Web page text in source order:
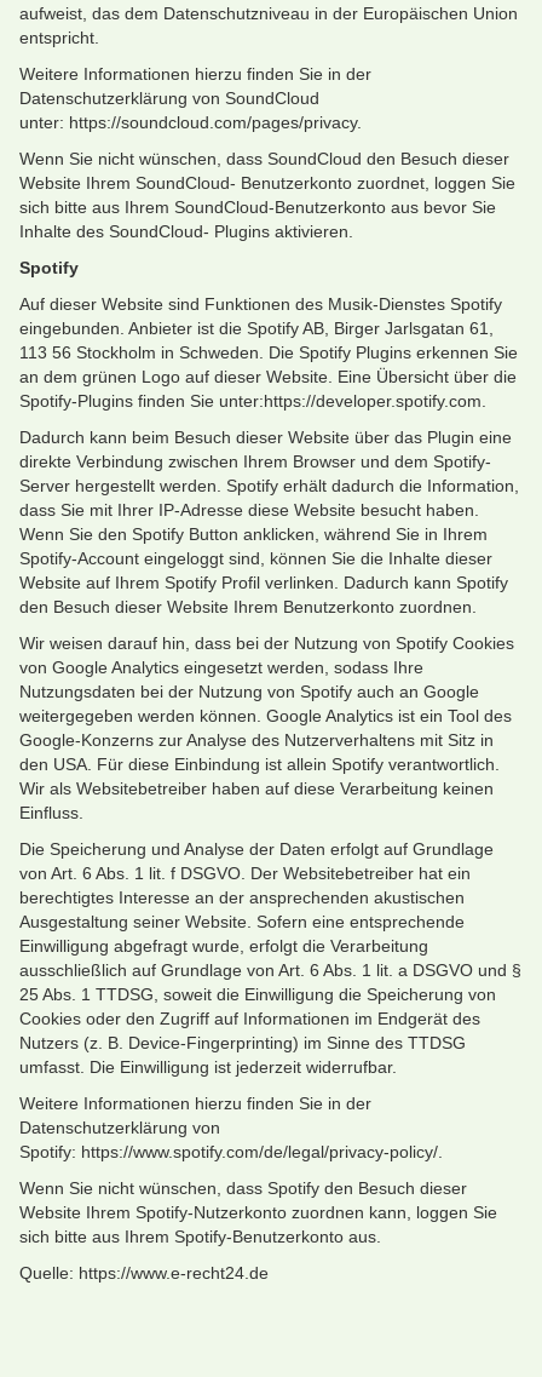
aufweist, das dem Datenschutzniveau in der Europäischen Union
entspricht.
Weitere Informationen hierzu finden Sie in der
Datenschutzerklärung von SoundCloud
unter: https://soundcloud.com/pages/privacy.
Wenn Sie nicht wünschen, dass SoundCloud den Besuch dieser
Website Ihrem SoundCloud- Benutzerkonto zuordnet, loggen Sie
sich bitte aus Ihrem SoundCloud-Benutzerkonto aus bevor Sie
Inhalte des SoundCloud- Plugins aktivieren.
Spotify
Auf dieser Website sind Funktionen des Musik-Dienstes Spotify
eingebunden. Anbieter ist die Spotify AB, Birger Jarlsgatan 61,
113 56 Stockholm in Schweden. Die Spotify Plugins erkennen Sie
an dem grünen Logo auf dieser Website. Eine Übersicht über die
Spotify-Plugins finden Sie unter:https://developer.spotify.com.
Dadurch kann beim Besuch dieser Website über das Plugin eine
direkte Verbindung zwischen Ihrem Browser und dem Spotify-
Server hergestellt werden. Spotify erhält dadurch die Information,
dass Sie mit Ihrer IP-Adresse diese Website besucht haben.
Wenn Sie den Spotify Button anklicken, während Sie in Ihrem
Spotify-Account eingeloggt sind, können Sie die Inhalte dieser
Website auf Ihrem Spotify Profil verlinken. Dadurch kann Spotify
den Besuch dieser Website Ihrem Benutzerkonto zuordnen.
Wir weisen darauf hin, dass bei der Nutzung von Spotify Cookies
von Google Analytics eingesetzt werden, sodass Ihre
Nutzungsdaten bei der Nutzung von Spotify auch an Google
weitergegeben werden können. Google Analytics ist ein Tool des
Google-Konzerns zur Analyse des Nutzerverhaltens mit Sitz in
den USA. Für diese Einbindung ist allein Spotify verantwortlich.
Wir als Websitebetreiber haben auf diese Verarbeitung keinen
Einfluss.
Die Speicherung und Analyse der Daten erfolgt auf Grundlage
von Art. 6 Abs. 1 lit. f DSGVO. Der Websitebetreiber hat ein
berechtigtes Interesse an der ansprechenden akustischen
Ausgestaltung seiner Website. Sofern eine entsprechende
Einwilligung abgefragt wurde, erfolgt die Verarbeitung
ausschließlich auf Grundlage von Art. 6 Abs. 1 lit. a DSGVO und §
25 Abs. 1 TTDSG, soweit die Einwilligung die Speicherung von
Cookies oder den Zugriff auf Informationen im Endgerät des
Nutzers (z. B. Device-Fingerprinting) im Sinne des TTDSG
umfasst. Die Einwilligung ist jederzeit widerrufbar.
Weitere Informationen hierzu finden Sie in der
Datenschutzerklärung von
Spotify: https://www.spotify.com/de/legal/privacy-policy/.
Wenn Sie nicht wünschen, dass Spotify den Besuch dieser
Website Ihrem Spotify-Nutzerkonto zuordnen kann, loggen Sie
sich bitte aus Ihrem Spotify-Benutzerkonto aus.
Quelle: https://www.e-recht24.de